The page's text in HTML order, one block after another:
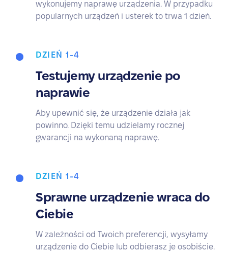
wykonujemy naprawę urządzenia. W przypadku
popularnych urządzeń i usterek to trwa 1 dzień.
DZIEŃ 1-4
Testujemy urządzenie po
naprawie
Aby upewnić się, że urządzenie działa jak
powinno. Dzięki temu udzielamy rocznej
gwarancji na wykonaną naprawę.
DZIEŃ 1-4
Sprawne urządzenie wraca do
Ciebie
W zależności od Twoich preferencji, wysyłamy
urządzenie do Ciebie lub odbierasz je osobiście.